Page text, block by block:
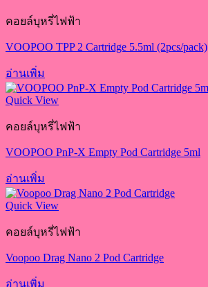
คอยล์บุหรี่ไฟฟ้า
VOOPOO TPP 2 Cartridge 5.5ml (2pcs/pack)
อ่านเพิ่ม
Quick View
คอยล์บุหรี่ไฟฟ้า
VOOPOO PnP-X Empty Pod Cartridge 5ml
อ่านเพิ่ม
Quick View
คอยล์บุหรี่ไฟฟ้า
Voopoo Drag Nano 2 Pod Cartridge
อ่านเพิ่ม